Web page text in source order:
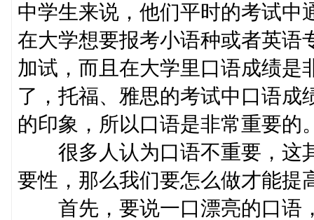
中学生来说，他们平时的考试中
在大学想要报考小语种或者英语
加试，而且在大学里口语成绩是
了，托福、雅思的考试中口语成
的印象，所以口语是非常重要的
很多人认为口语不重要，这
要性，那么我们要怎么做才能提
首先，要说一口漂亮的口语